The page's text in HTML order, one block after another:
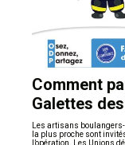
Comment
Galettes
Les artisans
la plus proche sont
l’opération. Les Unions